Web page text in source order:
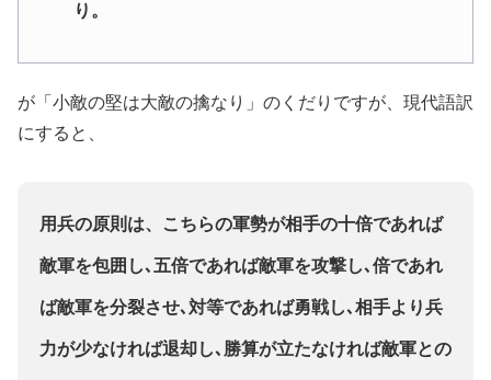
り。
が「小敵の堅は大敵の擒なり」のくだりですが、現代語訳
にすると、
用兵の原則は、こちらの軍勢が相手の十倍であれば
敵軍を包囲し､五倍であれば敵軍を攻撃し､倍であれ
ば敵軍を分裂させ､対等であれば勇戦し､相手より兵
力が少なければ退却し､勝算が立たなければ敵軍との